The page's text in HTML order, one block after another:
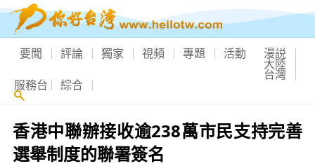
要聞 評論 獨家 視頻 專題 活動 漫説
大陸
台灣
服務台 綜合
香港中聯辦接收逾238萬市民支持完善
選舉制度的聯署簽名